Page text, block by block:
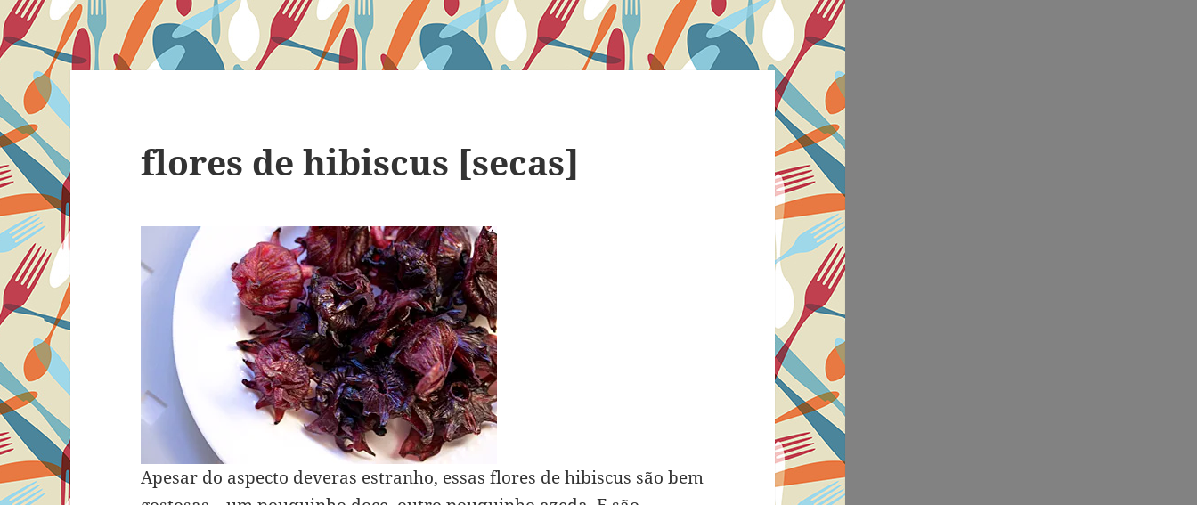
flores de hibiscus [secas]
Apesar do aspecto deveras estranho, essas flores de hibiscus são bem